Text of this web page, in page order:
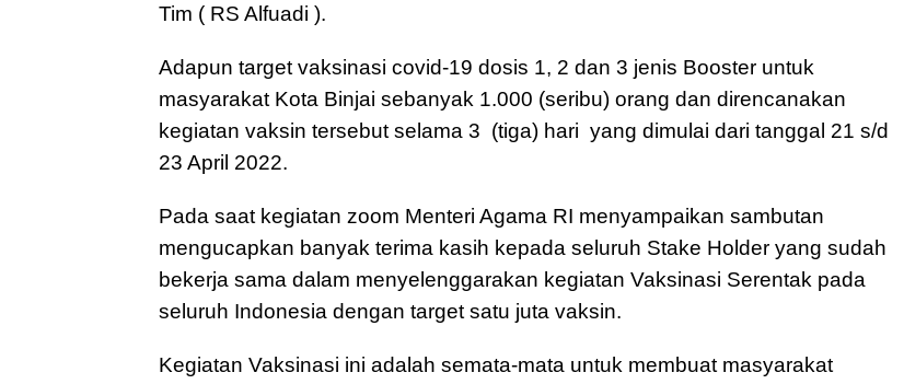
Tim ( RS Alfuadi ).
Adapun target vaksinasi covid-19 dosis 1, 2 dan 3 jenis Booster untuk
masyarakat Kota Binjai sebanyak 1.000 (seribu) orang dan direncanakan
kegiatan vaksin tersebut selama 3 (tiga) hari yang dimulai dari tanggal 21 s/d
23 April 2022.
Pada saat kegiatan zoom Menteri Agama RI menyampaikan sambutan
mengucapkan banyak terima kasih kepada seluruh Stake Holder yang sudah
bekerja sama dalam menyelenggarakan kegiatan Vaksinasi Serentak pada
seluruh Indonesia dengan target satu juta vaksin.
Kegiatan Vaksinasi ini adalah semata-mata untuk membuat masyarakat